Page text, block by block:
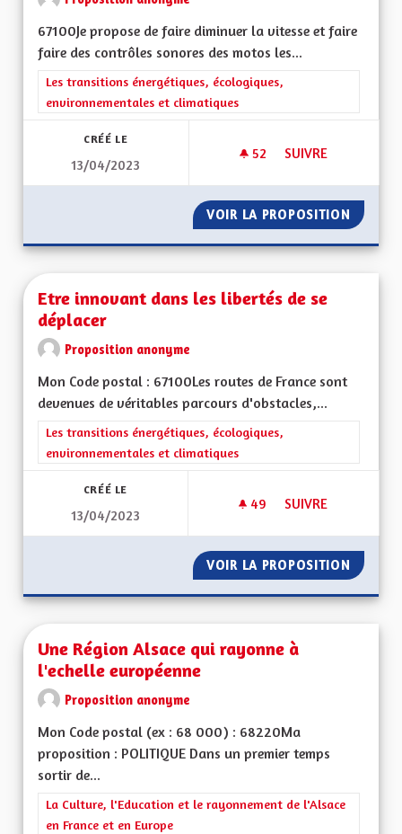
67100Je propose de faire diminuer la vitesse et faire
faire des contrôles sonores des motos les...
Filtrer les résultats de la catégorie : Les transitions
Les transitions énergétiques, écologiques,
environnementales et climatiques
CRÉÉ LE
13/04/2023
52 52 ABONNÉS
SUIVRE
VOIR LA PROPOSITION
Etre innovant dans les libertés de se
déplacer
Proposition anonyme
Mon Code postal : 67100Les routes de France sont
devenues de véritables parcours d'obstacles,...
Filtrer les résultats de la catégorie : Les transitions
Les transitions énergétiques, écologiques,
environnementales et climatiques
CRÉÉ LE
13/04/2023
49 49 ABONNÉS
SUIVRE
VOIR LA PROPOSITION ETRE
Une Région Alsace qui rayonne à
l'echelle européenne
Proposition anonyme
Mon Code postal (ex : 68 000) : 68220Ma
proposition : POLITIQUE Dans un premier temps
sortir de...
Filtrer les résultats de la catégorie : La Culture, l'Education et
La Culture, l'Education et le rayonnement de l'Alsace
en France et en Europe